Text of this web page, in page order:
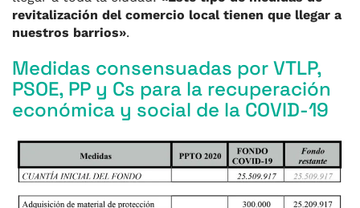
revitalización del comercio local tienen que llegar a
nuestros barrios».
Medidas consensuadas por VTLP,
PSOE, PP y Cs para la recuperación
económica y social de la COVID-19